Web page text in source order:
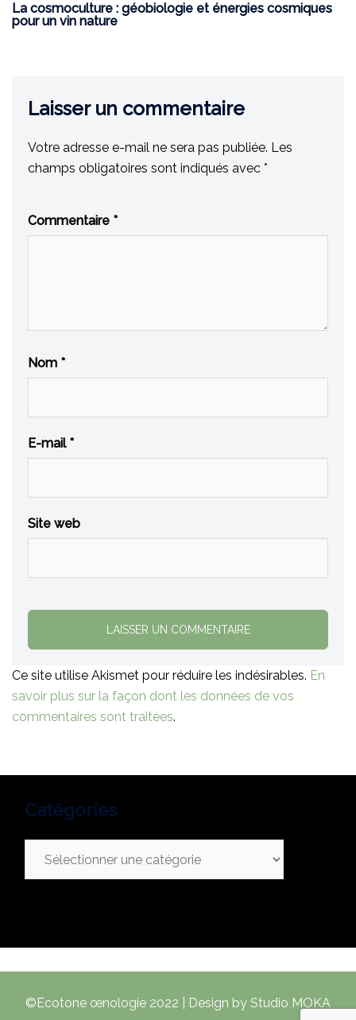
La cosmoculture : géobiologie et énergies cosmiques
pour un vin nature
Laisser un commentaire
Votre adresse e-mail ne sera pas publiée. Les
champs obligatoires sont indiqués avec *
Commentaire *
Nom *
E-mail *
Site web
Ce site utilise Akismet pour réduire les indésirables. En
savoir plus sur la façon dont les données de vos
commentaires sont traitées.
Catégories
©Ecotone œnologie 2022 | Design by Studio MOKA